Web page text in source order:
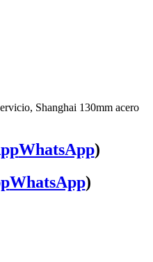
Shanghai 130mm acero
WhatsApp)
WhatsApp)